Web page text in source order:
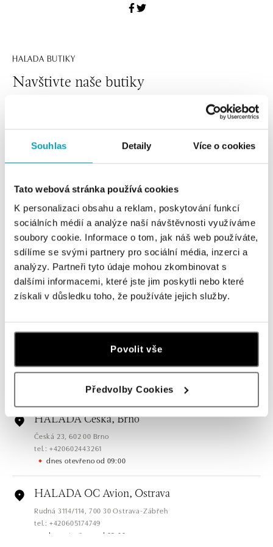
Souhlas Detaily Více o cookies
Tato webová stránka používá cookies
K personalizaci obsahu a reklam, poskytování funkcí
sociálních médií a analýze naší návštěvnosti využíváme
soubory cookie. Informace o tom, jak náš web používáte,
sdílíme se svými partnery pro sociální média, inzerci a
analýzy. Partneři tyto údaje mohou zkombinovat s
dalšími informacemi, které jste jim poskytli nebo které
získali v důsledku toho, že používáte jejich služby.
Povolit vše
Předvolby Cookies
HALADA BUTIKY
Navštivte naše butiky
Všechny Česko Slovensko
HALADA Pařížská, Praha
Pařížská 7, 110 00 Praha 1
tel.: +420724986111
HALADA Na Příkopě, Praha
tel.: +420608028615
dnes otevřeno od 09:00
HALADA Česká, Brno
Česká 23, 602 00 Brno
tel.: +420602443261
dnes otevřeno od 09:00
HALADA OC Avion, Ostrava
Rudná 3114/114, 700 30 Ostrava-Zábřeh
tel.: +420605174749
dnes otevřeno od 09:00